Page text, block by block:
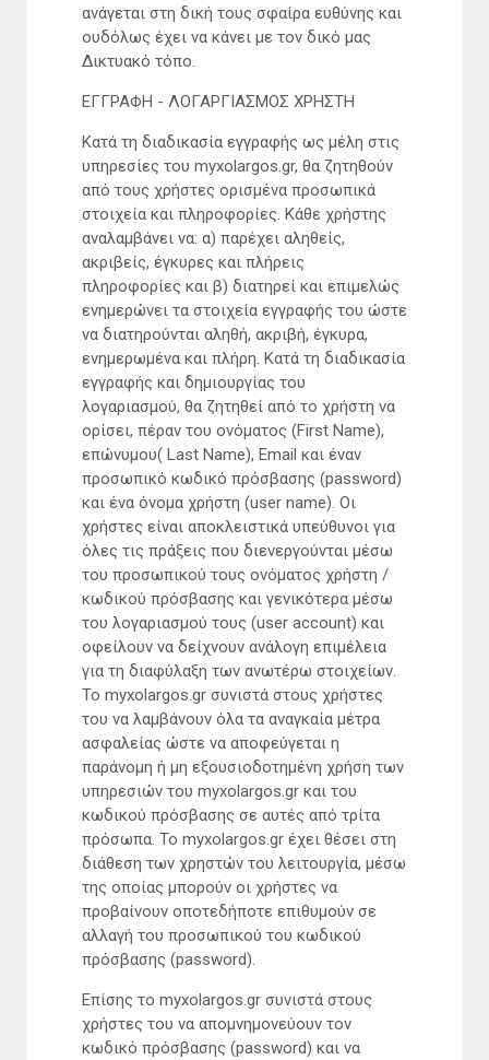
ανάγεται στη δική τους σφαίρα ευθύνης και
ουδόλως έχει να κάνει με τον δικό μας
Δικτυακό τόπο.
ΕΓΓΡΑΦΗ - ΛΟΓΑΡΓΙΑΣΜΟΣ ΧΡΗΣΤΗ
Κατά τη διαδικασία εγγραφής ως μέλη στις
υπηρεσίες του myxolargos.gr, θα ζητηθούν
από τους χρήστες ορισμένα προσωπικά
στοιχεία και πληροφορίες. Κάθε χρήστης
αναλαμβάνει να: α) παρέχει αληθείς,
ακριβείς, έγκυρες και πλήρεις
πληροφορίες και β) διατηρεί και επιμελώς
ενημερώνει τα στοιχεία εγγραφής του ώστε
να διατηρούνται αληθή, ακριβή, έγκυρα,
ενημερωμένα και πλήρη. Κατά τη διαδικασία
εγγραφής και δημιουργίας του
λογαριασμού, θα ζητηθεί από το χρήστη να
ορίσει, πέραν του ονόματος (First Name),
επώνυμου( Last Name), Email και έναν
προσωπικό κωδικό πρόσβασης (password)
και ένα όνομα χρήστη (user name). Οι
χρήστες είναι αποκλειστικά υπεύθυνοι για
όλες τις πράξεις που διενεργούνται μέσω
του προσωπικού τους ονόματος χρήστη /
κωδικού πρόσβασης και γενικότερα μέσω
του λογαριασμού τους (user account) και
οφείλουν να δείχνουν ανάλογη επιμέλεια
για τη διαφύλαξη των ανωτέρω στοιχείων.
Το myxolargos.gr συνιστά στους χρήστες
του να λαμβάνουν όλα τα αναγκαία μέτρα
ασφαλείας ώστε να αποφεύγεται η
παράνομη ή μη εξουσιοδοτημένη χρήση των
υπηρεσιών του myxolargos.gr και του
κωδικού πρόσβασης σε αυτές από τρίτα
πρόσωπα. Το myxolargos.gr έχει θέσει στη
διάθεση των χρηστών του λειτουργία, μέσω
της οποίας μπορούν οι χρήστες να
προβαίνουν οποτεδήποτε επιθυμούν σε
αλλαγή του προσωπικού του κωδικού
πρόσβασης (password).
Επίσης το myxolargos.gr συνιστά στους
χρήστες του να απομνημονεύουν τον
κωδικό πρόσβασης (password) και να